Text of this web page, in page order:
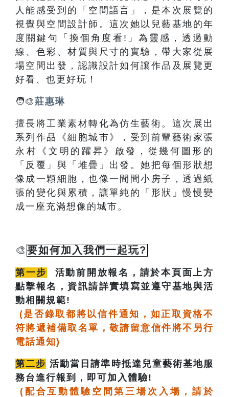
人能感受到的「空間語言」，是本次展覽的
視覺與空間設計師。這次她以兒藝基地的年
度關鍵句「換個角度看!」為靈感，透過動
線、色彩、材質與尺寸的實驗，帶大家從展
場空間出發，認識設計如何讓作品及展覽更
好看、也更好玩！
🧑‍🎨 莊惠琳
擅長將工業素材轉化為仿生藝術。這次展出
系列作品《細胞城市》，受到前輩藝術家張
永村《文明的躍昇》啟發，從幾何圖形的
「反覆」與「堆疊」出發。她把每個形狀想
像成一顆細胞，也像一間間小房子，透過紙
張的變化與累積，讓單純的「形狀」慢慢變
成一座充滿想像的城市。
🎨 要如何加入我們一起玩?
第一步
活動前開放報名，請於本頁面上方
點擊報名，資訊請詳實填寫並遵守基地與活
動相關規範!
(是否錄取都將以信件通知，如正取資格不
符將遞補備取名單，敬請留意信件將不另行
電話通知)
第二步 活動當日請準時抵達兒童藝術基地服
務台進行報到，即可加入體驗!
(配合互動體驗空間第三場次入場，請於